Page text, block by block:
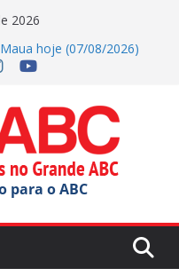
2026
hoje (07/08/2026)
e teatro gratuito no
Grande Da Serra hoje
Pires hoje
hoje
para o ABC